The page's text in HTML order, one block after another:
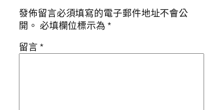
發佈留言必須填寫的電子郵件地址不會公
開。 必填欄位標示為*
留言*